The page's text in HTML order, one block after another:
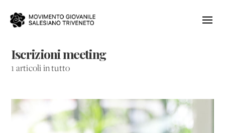
Iscrizioni meeting
1 articoli in tutto